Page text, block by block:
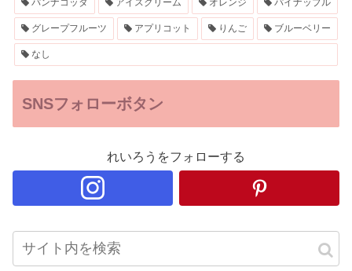
パンナコッタ アイスクリーム オレンジ パイナップル
グレープフルーツ アプリコット りんご ブルーベリー
なし
SNSフォローボタン
れいろうをフォローする